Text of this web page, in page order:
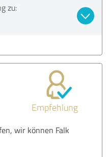
zu:
Empfehlung
wir können Falk